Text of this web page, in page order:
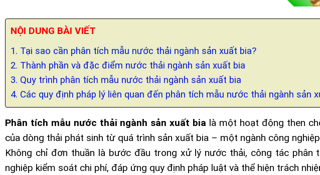
NỘI DUNG BÀI VIẾT
1. Tại sao cần phân tích mẫu nước thải ngành sản xuất bia?
2. Thành phần và đặc điểm nước thải ngành sản xuất bia
3. Quy trình phân tích mẫu nước thải ngành sản xuất bia
4. Các quy định pháp lý liên quan đến phân tích mẫu nước thải ngành sản
Phân tích mẫu nước thải ngành sản xuất bia là một hoạt động then
của dòng thải phát sinh từ quá trình sản xuất bia – một ngành công
Không chỉ đơn thuần là bước đầu trong xử lý nước thải, công tác phân
nghiệp kiểm soát chi phí, đáp ứng quy định pháp luật và thể hiện trách